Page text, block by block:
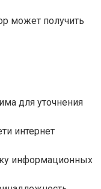
может получить
для уточнения
интернет
информационных